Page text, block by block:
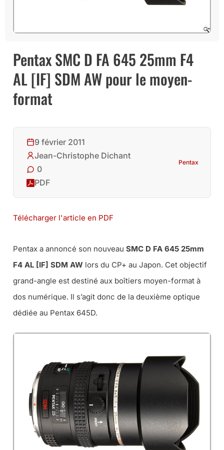
Pentax SMC D FA 645 25mm F4
AL [IF] SDM AW pour le moyen-
format
9 février 2011
Jean-Christophe Dichant
0
PDF
Pentax
Télécharger l'article en PDF
Pentax a annoncé son nouveau SMC D FA 645 25mm
F4 AL [IF] SDM AW lors du CP+ au Japon. Cet objectif
grand-angle est destiné aux boîtiers moyen-format à
dos numérique. Il s’agit donc de la deuxième optique
dédiée au Pentax 645D.